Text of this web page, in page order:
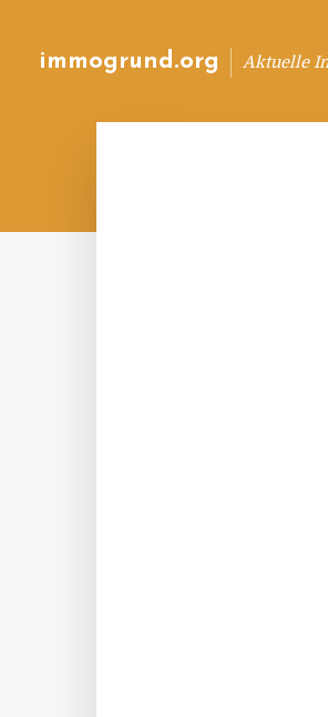
immogrund.org Aktuelle